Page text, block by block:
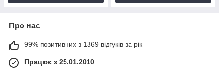
Про нас
99% позитивних з 1369 відгуків за рік
Працює з 25.01.2010